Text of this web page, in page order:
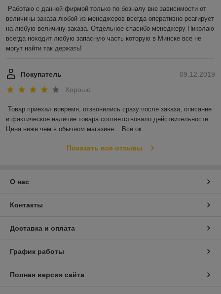
Работаю с данной фирмой только по безналу вне зависимости от
величины заказа любой из менеджеров всегда оперативно реагирует
на любую величину заказа. Отдельное спасибо менеджеру Николаю
всегда ноходит любую запасную часть которую в Минске все не
могут найти так держать!
09.12.2019
Покупатель
Хорошо
Товар приехал вовремя, отзвонились сразу после заказа, описание
и фактическое наличие товара соответствовало действительности.
Цена ниже чем в обычном магазине... Все ок...
Показать все отзывы
О нас
Контакты
Доставка и оплата
График работы
Полная версия сайта